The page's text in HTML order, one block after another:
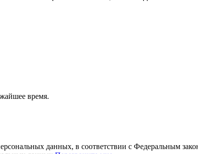
время.
данных, в соответствии с Федеральным